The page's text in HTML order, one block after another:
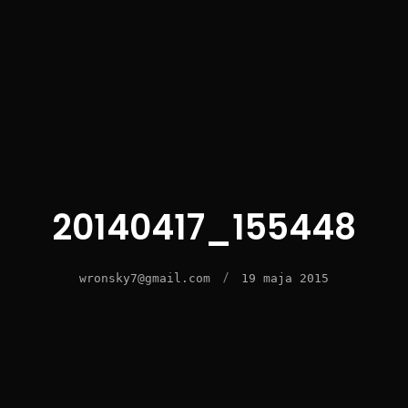
20140417_155448
wronsky7@gmail.com / 19 maja 2015